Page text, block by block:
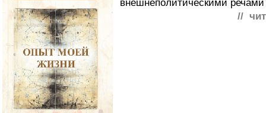
внешнеполитическими
//